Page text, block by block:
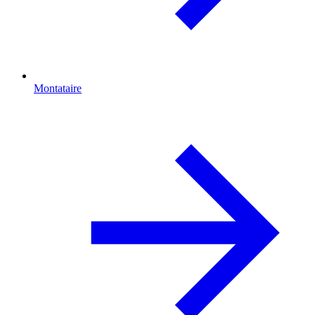
Montataire